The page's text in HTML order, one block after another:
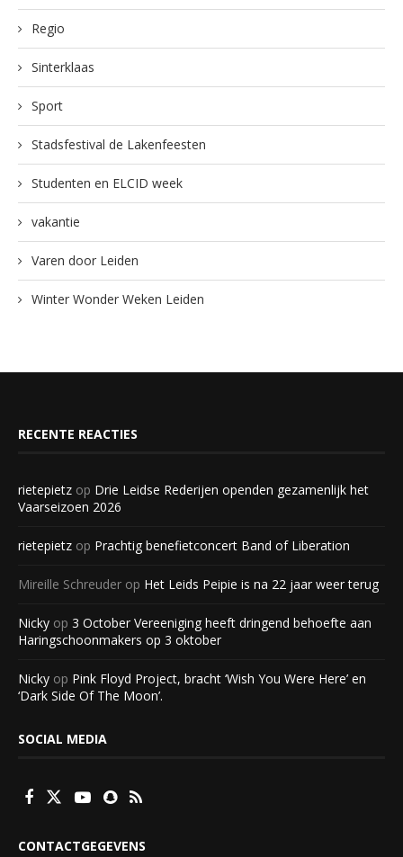
Regio
Sinterklaas
Sport
Stadsfestival de Lakenfeesten
Studenten en ELCID week
vakantie
Varen door Leiden
Winter Wonder Weken Leiden
RECENTE REACTIES
rietepietz op Drie Leidse Rederijen openden gezamenlijk het
Vaarseizoen 2026
rietepietz op Prachtig benefietconcert Band of Liberation
Mireille Schreuder op Het Leids Peipie is na 22 jaar weer terug
Nicky op 3 October Vereeniging heeft dringend behoefte aan
Haringschoonmakers op 3 oktober
Nicky op Pink Floyd Project, bracht ‘Wish You Were Here’ en
‘Dark Side Of The Moon’.
SOCIAL MEDIA
CONTACTGEGEVENS